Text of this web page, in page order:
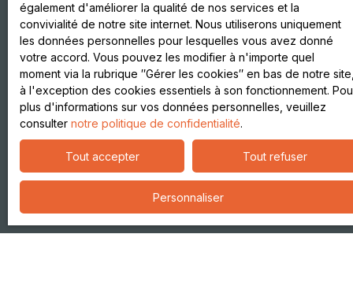
Je suis propriétaire
Estimez votre bien
Vendre avec nous
Espace propriétaire vendeur
Gestion locative
Espace propriétaire bailleur
également d'améliorer la qualité de nos services et la
convivialité de notre site internet. Nous utiliserons uniquement
les données personnelles pour lesquelles vous avez donné
votre accord. Vous pouvez les modifier à n'importe quel
moment via la rubrique ″Gérer les cookies″ en bas de notre
à l'exception des cookies essentiels à son fonctionnement.
plus d'informations sur vos données personnelles, veuillez
consulter notre politique de confidentialité.
Tout accepter Tout refuser
Personnaliser